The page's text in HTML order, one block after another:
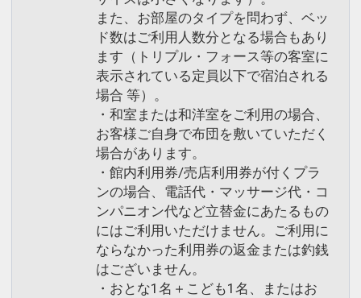
また、お部屋のタイプを問わず、ベッ
ド数はご利用人数分となる場合もあり
ます（トリプル・フォース等の客室に
表示されている定員以下で宿泊される
場合 等）。
・和室または和洋室をご利用の場合、
お客様ご自身で布団を敷いていただく
場合があります。
・館内利用券/売店利用券が付くプラ
ンの場合、電話代・マッサージ代・コ
ンパニオン代など立替金にあたるもの
にはご利用いただけません。ご利用に
ならなかった利用券の返金または釣銭
はございません。
・おとな1名＋こども1名、またはお